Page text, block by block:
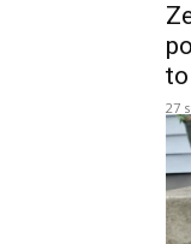
to
27